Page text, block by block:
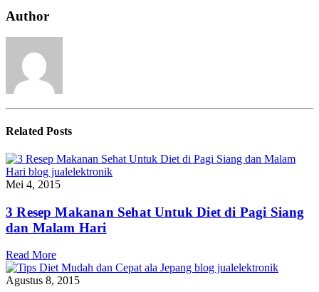
Author
RelatedPosts
Mei 4, 2015
3 Resep Makanan Sehat Untuk Diet di Pagi Siang
dan Malam Hari
Read More
Agustus 8, 2015